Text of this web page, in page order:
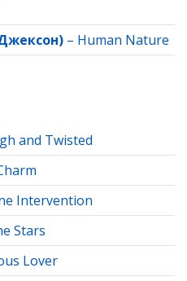
– Human Nature
and Twisted
Intervention
Stars
Lover